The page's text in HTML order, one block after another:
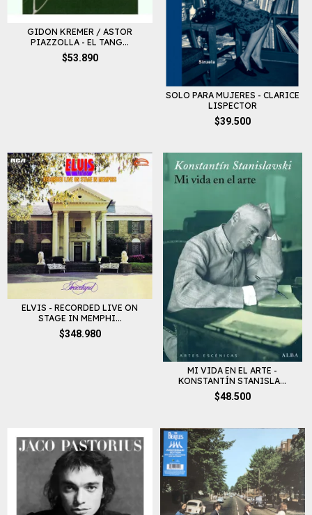
GIDON KREMER / ASTOR
PIAZZOLLA - EL TANG...
$53.890
SOLO PARA MUJERES - CLARICE
LISPECTOR
$39.500
ELVIS - RECORDED LIVE ON
STAGE IN MEMPHI...
$348.980
MI VIDA EN EL ARTE -
KONSTANTÍN STANISLA...
$48.500